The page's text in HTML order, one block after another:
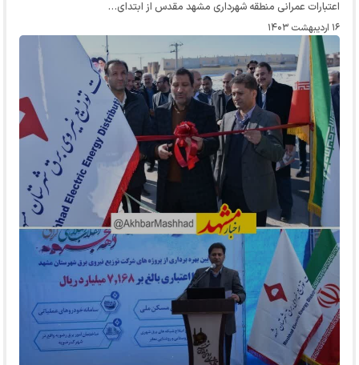
اعتبارات عمرانی منطقه شهرداری مشهد مقدس از ابتدای…
۱۶ اردیبهشت ۱۴۰۳